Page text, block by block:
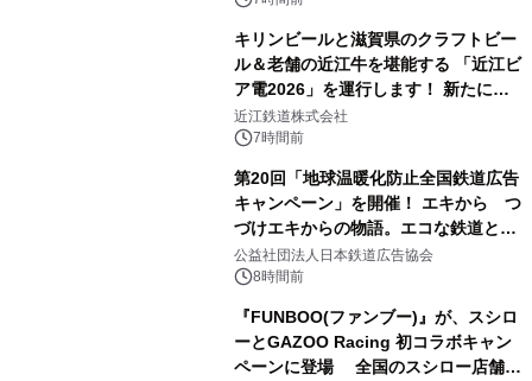
キリンビールと滋賀県のクラフトビー
ル＆老舗の近江牛を堪能する 「近江ビ
ア電2026」を運行します！ 新たに
「長濱浪漫ビール」が参加！キリン一
番搾り飲み放題が復活！
近江鉄道株式会社
7時間前
第20回「地球温暖化防止全国鉄道広告
キャンペーン」を開催！ エキから つ
づけエキからの物語。エコな鉄道とと
もに。
公益社団法人日本鉄道広告協会
8時間前
『FUNBOO(ファンブー)』が、スシロ
ーとGAZOO Racing 初コラボキャン
ペーンに登場 全国のスシロー店舗で